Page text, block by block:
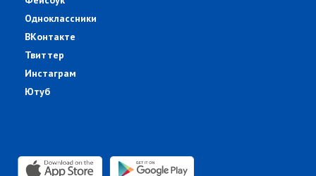
Одноклассники
ВКонтакте
Твиттер
Инстаграм
Ютуб